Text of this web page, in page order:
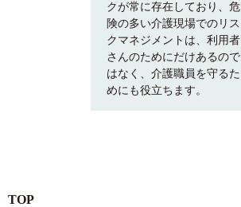
クが常に存在しており、危
険の多い介護現場でのリス
クマネジメントは、利用者
さんのためにだけあるので
はなく、介護職員を守るた
めにも役立ちます。
TOP